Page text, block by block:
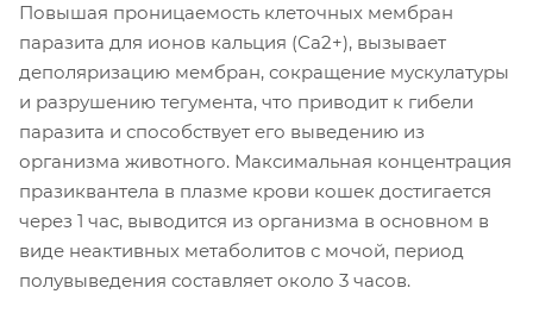
Повышая проницаемость клеточных мембран
паразита для ионов кальция (Са2+), вызывает
деполяризацию мембран, сокращение мускулатуры
и разрушению тегумента, что приводит к гибели
паразита и способствует его выведению из
организма животного. Максимальная концентрация
празиквантела в плазме крови кошек достигается
через 1 час, выводится из организма в основном в
виде неактивных метаболитов с мочой, период
полувыведения составляет около 3 часов.